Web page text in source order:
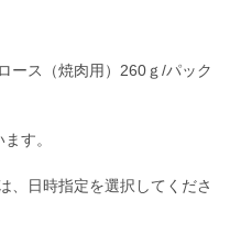
ース（焼肉用）260ｇ/パック
す。
、日時指定を選択してくださ